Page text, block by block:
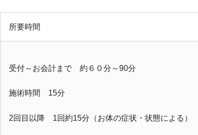
所要時間
受付～お会計まで 約６０分～90分
施術時間 15分
2回目以降 1回約15分（お体の症状・状態による）